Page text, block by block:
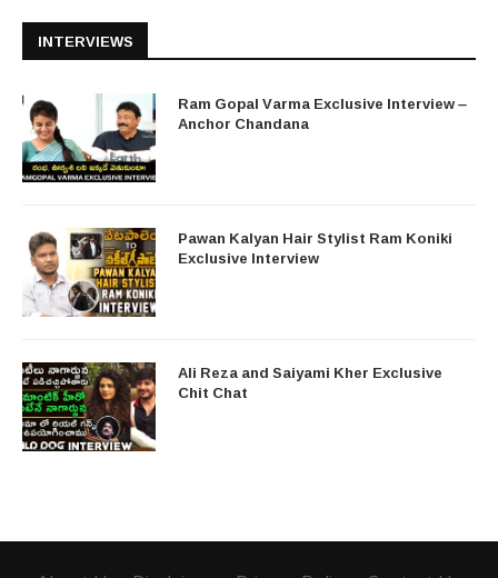
INTERVIEWS
Ram Gopal Varma Exclusive Interview –
Anchor Chandana
Pawan Kalyan Hair Stylist Ram Koniki
Exclusive Interview
Ali Reza and Saiyami Kher Exclusive
Chit Chat